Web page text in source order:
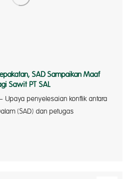
SAD Sampaikan Maaf
Sawit PT SAL
Upaya penyelesaian konflik antara
(SAD) dan petugas